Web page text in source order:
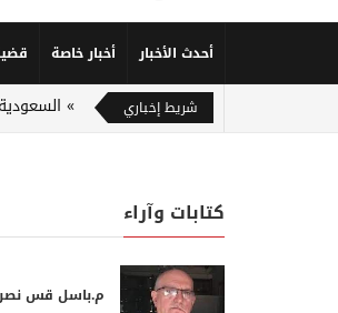
أحدث الأخبار أخبار خاصة
شريط إخباري
كتابات وآراء
م.باسل قس